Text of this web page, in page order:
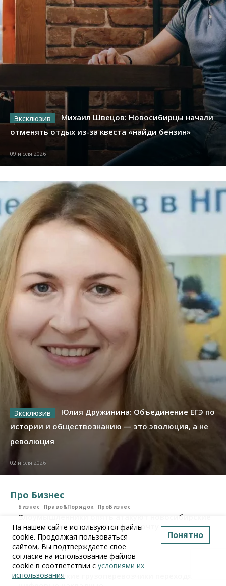
Михаил Швецов: Новосибирцы начали
отменять отдых из-за квеста «найди бензин»
09 июля 2026
Юлия Дружинина: Объединение ЕГЭ по
истории и обществознанию — это эволюция, а не
революция
02 июля 2026
Про Бизнес
Бизнес Право&Порядок ПроБизнес
Злоумышленники опять атакуют новосибирские
компании через электронную почту
06 августа 2026, 11:00
Бизнес ПроБизнес
Новосибирские грузоперевозчики переходят на
На нашем сайте используются файлы
cookie. Продолжая пользоваться
сайтом, Вы подтверждаете свое
согласие на использование файлов
cookie в соответствии с условиями их
использования
Понятно